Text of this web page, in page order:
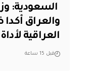
السعودية:
والعراق
العراقية
قبل 15 ساعة